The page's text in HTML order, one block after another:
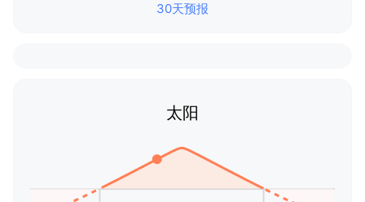
30天预报
太阳